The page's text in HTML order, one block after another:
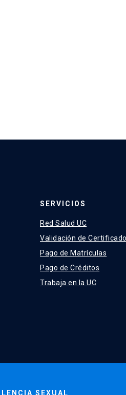
SERVICIOS
Red Salud UC
Validación de
Pago de Matrículas
Pago de Créditos
Trabaja en la UC
SEXUAL